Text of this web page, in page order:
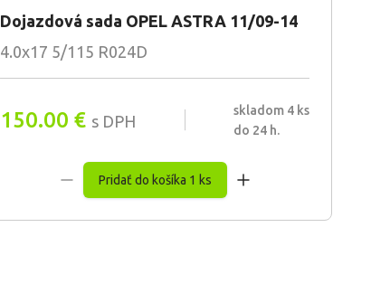
Dojazdová sada OPEL ASTRA 11/09-14
4.0x17 5/115 R024D
150.00 € s DPH
skladom 4 ks
do 24 h.
Pridať do košíka 1 ks